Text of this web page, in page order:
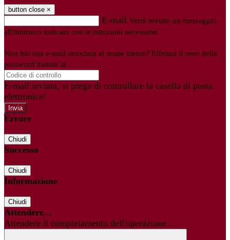
button close ×
E-mail Verrà inviato un messaggio
all'indirizzo indicato con le istruzioni necessarie.
Non hai una e-mail associata al nome utente? Effettua il reset della
password tramite la
E-mail inviata, si prega di controllare la casella di posta
elettronica!
Errore
Chiudi
Successo
Chiudi
Informazione
Chiudi
Attendere...
Attendere il completamento dell'operazione...